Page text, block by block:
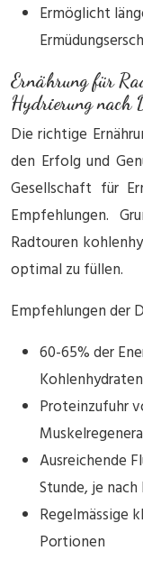
Ermöglicht
Ernährung für
Hydrierung nach
Die richtige
den Erfolg und
Gesellschaft für
Empfehlungen.
Radtouren
optimal zu füllen.
Empfehlungen der
60-65% der
Proteinzufuhr
Ausreichende
Stunde, je
Regelmässige
Portionen